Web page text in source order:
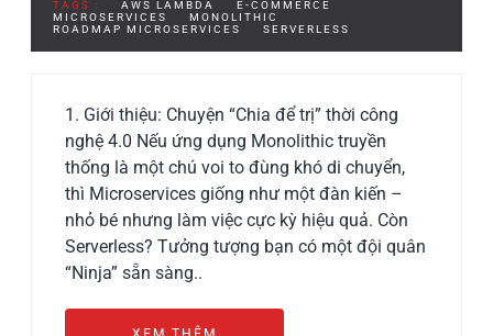
TAGS : AWS LAMBDA
E-COMMERCE
MICROSERVICES
MONOLITHIC
ROADMAP MICROSERVICES
SERVERLESS
1. Giới thiệu: Chuyện “Chia để trị” thời công
nghệ 4.0 Nếu ứng dụng Monolithic truyền
thống là một chú voi to đùng khó di chuyển,
thì Microservices giống như một đàn kiến –
nhỏ bé nhưng làm việc cực kỳ hiệu quả. Còn
Serverless? Tưởng tượng bạn có một đội quân
“Ninja” sẵn sàng..